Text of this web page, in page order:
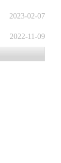
2023-02-07
2022-11-09